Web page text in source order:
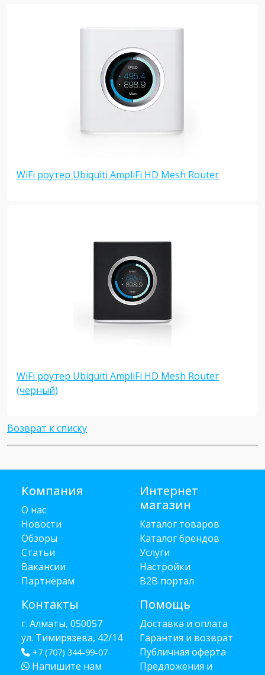
WiFi роутер Ubiquiti AmpliFi HD Mesh Router
WiFi роутер Ubiquiti AmpliFi HD Mesh Router
(черный)
Возврат к списку
Компания
О нас
Новости
Обзоры
Статьи
Вакансии
Партнёрам
Контакты
г. Алматы, 050057
ул. Тимирязева, 42/14
+7 (707) 344-99-07
Напишите нам
Интернет
магазин
Каталог товаров
Каталог брендов
Услуги
Настройки
B2B портал
Помощь
Доставка и оплата
Гарантия и возврат
Публичная оферта
Предложения и